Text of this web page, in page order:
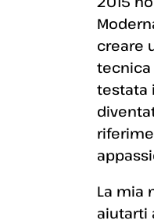
creare
tecnica
testata
La mia
aiutarti